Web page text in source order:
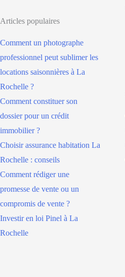
Articles populaires
Comment un photographe
professionnel peut sublimer les
locations saisonnières à La
Rochelle ?
Comment constituer son
dossier pour un crédit
immobilier ?
Choisir assurance habitation La
Rochelle : conseils
Comment rédiger une
promesse de vente ou un
compromis de vente ?
Investir en loi Pinel à La
Rochelle